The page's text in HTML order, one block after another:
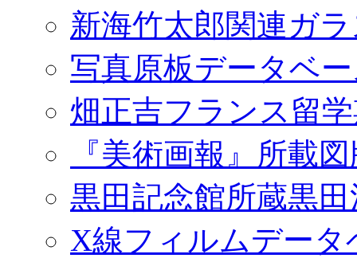
新海竹太郎関連ガ
写真原板データベ
畑正吉フランス留
『美術画報』所載
黒田記念館所蔵黒
X線フィルムデータ